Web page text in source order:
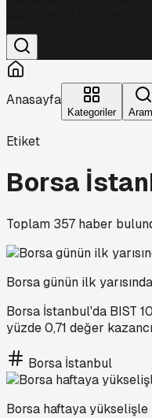
Anasayfa
Kategoriler
Etiket
Borsa
Toplam 357 haber
Borsa günün ilk
Borsa İstanbul'da BIST
yüzde 0,71 değer
Borsa İstanbul
Borsa haftaya yükselişle